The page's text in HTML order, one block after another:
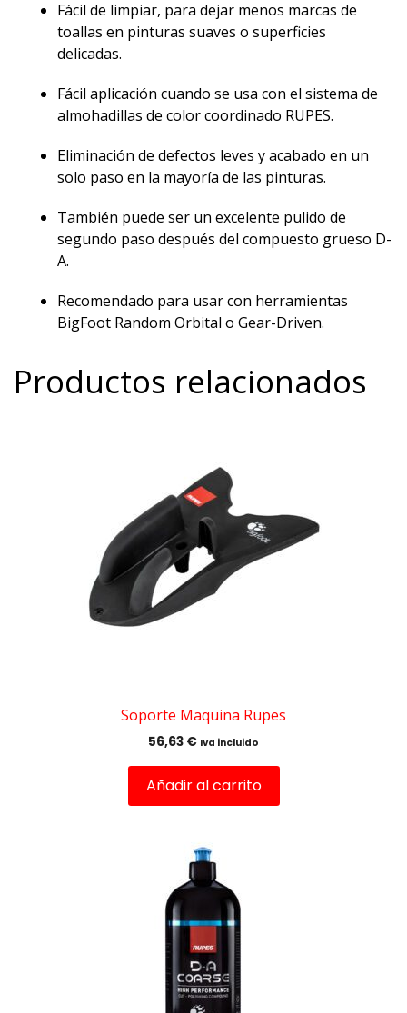
Fácil de limpiar, para dejar menos marcas de
toallas en pinturas suaves o superficies
delicadas.
Fácil aplicación cuando se usa con el sistema de
almohadillas de color coordinado RUPES.
Eliminación de defectos leves y acabado en un
solo paso en la mayoría de las pinturas.
También puede ser un excelente pulido de
segundo paso después del compuesto grueso D-
A.
Recomendado para usar con herramientas
BigFoot Random Orbital o Gear-Driven.
Productos relacionados
Soporte Maquina Rupes
56,63 € Iva incluido
Añadir al carrito